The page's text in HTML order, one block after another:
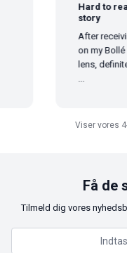
Hard to
story
After
on my Bollé
lens,
Viser vores
Få de
Tilmeld dig vores